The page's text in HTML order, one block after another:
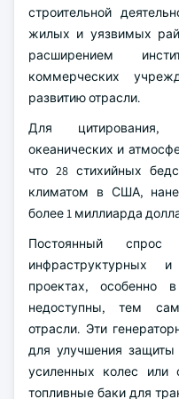
строительной
жилых и уязвимых
расширением
коммерческих
развитию отрасли.
Для цитирования,
океанических и
что 28 стихийных
климатом в США,
более 1 миллиарда
Постоянный
инфраструктурных
проектах, особенно
недоступны, тем
отрасли. Эти
для улучшения защиты
усиленных колес или
топливные баки для